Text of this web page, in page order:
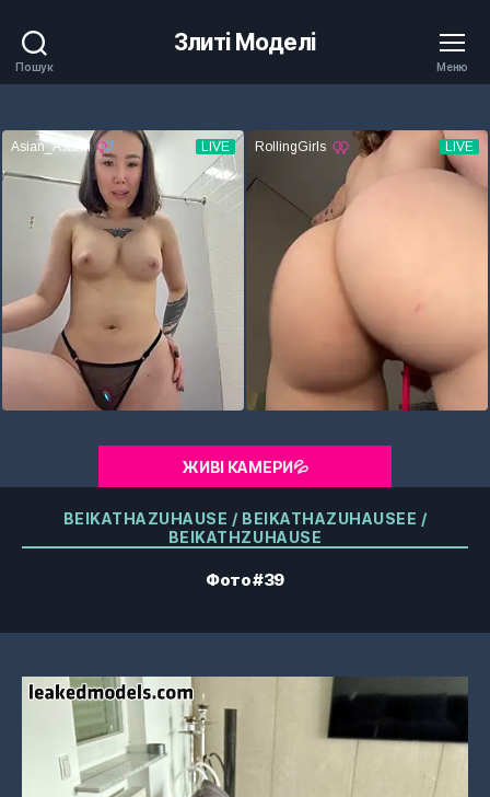
Пошук
Злиті Моделі
Меню
ЖИВІ КАМЕРИ💦
Категорії
BEIKATHAZUHAUSE / BEIKATHAZUHAUSEE /
BEIKATHZUHAUSE
Фото #39